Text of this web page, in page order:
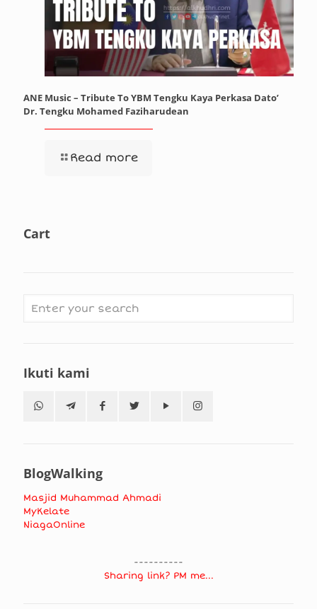
ANE Music – Tribute To YBM Tengku Kaya Perkasa Dato’
Dr. Tengku Mohamed Faziharudean
Read more
Cart
Ikuti kami
BlogWalking
Masjid Muhammad Ahmadi
MyKelate
NiagaOnline
----------
Sharing link? PM me...